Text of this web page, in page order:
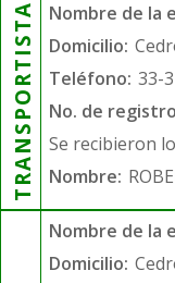
TRANSPORTISTA Nombre de la
Domicilio:
Teléfono: 33-
No. de registro
Se recibieron
Nombre:
Nombre de la
Domicilio: